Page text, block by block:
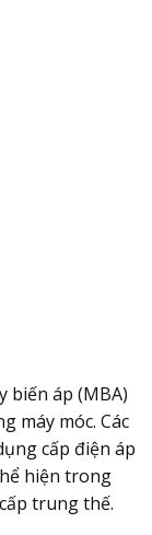
biến áp (MBA)
máy móc. Các
cấp điện áp
hiện trong
trung thế.